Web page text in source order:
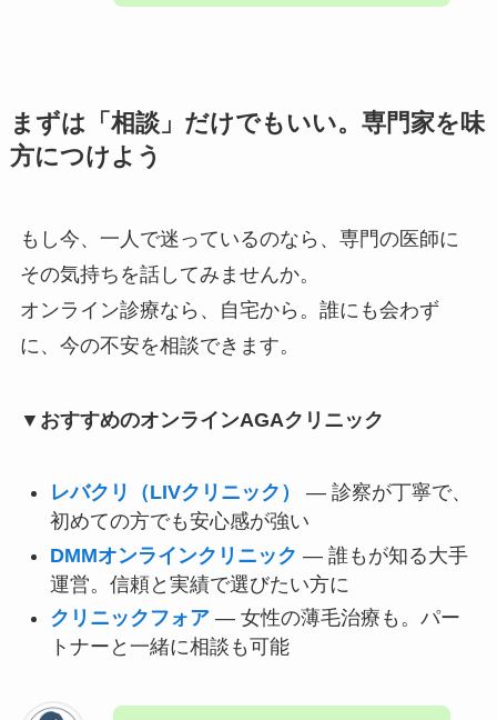
まずは「相談」だけでもいい。専門家を味
方につけよう
もし今、一人で迷っているのなら、専門の医師に
その気持ちを話してみませんか。
オンライン診療なら、自宅から。誰にも会わず
に、今の不安を相談できます。
▼おすすめのオンラインAGAクリニック
レバクリ（LIVクリニック）
— 診察が丁寧で、
初めての方でも安心感が強い
DMMオンラインクリニック — 誰もが知る大手
運営。信頼と実績で選びたい方に
クリニックフォア— 女性の薄毛治療も。パー
トナーと一緒に相談も可能